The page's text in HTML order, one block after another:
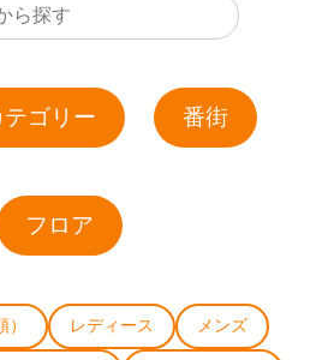
ゴリー 番街
フロア
レディース メンズ